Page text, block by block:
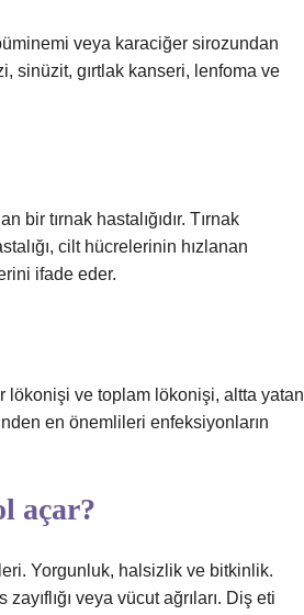
veya karaciğer sirozundan
sinüzit, gırtlak kanseri, lenfoma ve
bir tırnak hastalığıdır. Tırnak
cilt hücrelerinin hızlanan
ifade eder.
lökonişi ve toplam lökonişi, altta yatan
en önemlileri enfeksiyonların
açar?
Yorgunluk, halsizlik ve bitkinlik.
veya vücut ağrıları. Diş eti